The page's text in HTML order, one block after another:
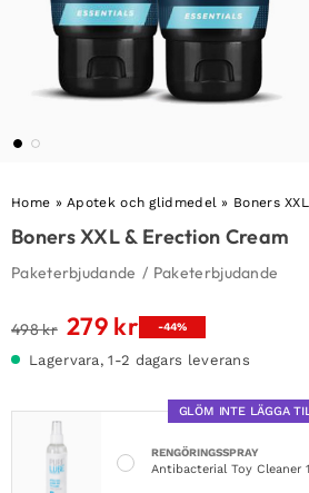
Home »Apotek och glidmedel » Boners
Boners XXL & Erection Cream
Paketerbjudande / Paketerbjudande
498kr Det
priset
279 krDet
priset
279 kr.
-44%
Lagervara, 1-2 dagars leverans
GLÖM INTE LÄGGA
RENGÖRINGSSPRAY
Antibacterial Toy Cleaner